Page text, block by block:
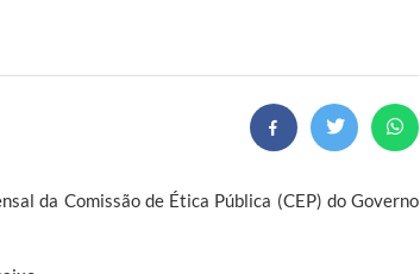
da Comissão de Ética Pública (CEP) do Governo